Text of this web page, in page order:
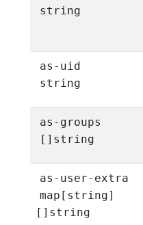
string
as-uid
string
as-groups
[]string
as-user-extra
map[string]
[]string